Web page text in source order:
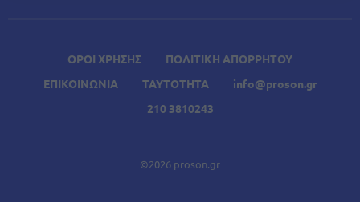
ΟΡΟΙ ΧΡΗΣΗΣ
ΠΟΛΙΤΙΚΗ ΑΠΟΡΡΗΤΟΥ
ΕΠΙΚΟΙΝΩΝΙΑ
ΤΑΥΤΟΤΗΤΑ
info@proson.gr
210 3810243
©2026 proson.gr